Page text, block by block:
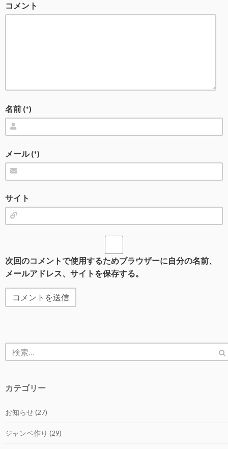
コメント
名前 (*)
メール (*)
サイト
次回のコメントで使用するためブラウザーに自分の名前、
メールアドレス、サイトを保存する。
カテゴリー
お知らせ(27)
ジャンベ作り (29)